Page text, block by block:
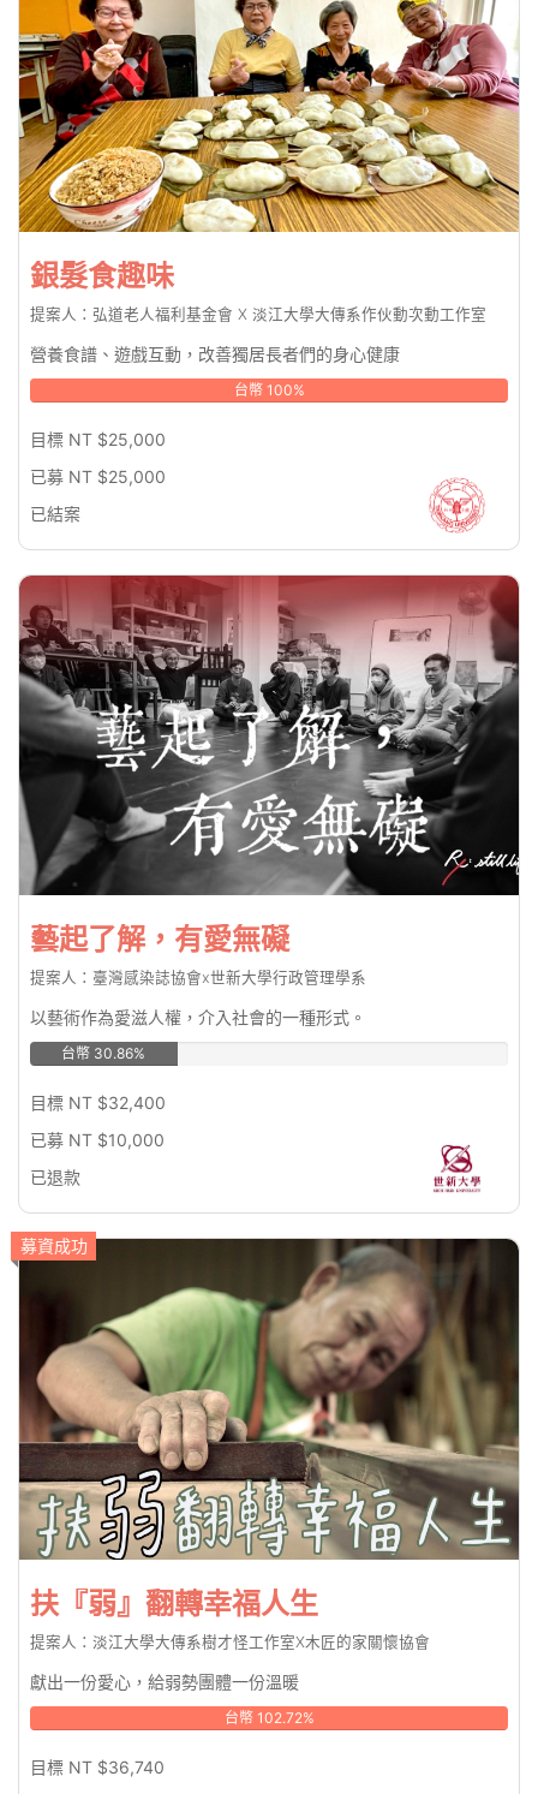
銀髮食趣味
提案人：弘道老人福利基金會 X 淡江大學大傳系作伙動次動工作室
營養食譜、遊戲互動，改善獨居長者們的身心健康
台幣 100%
目標 NT $25,000
已募 NT $25,000
已結案
藝起了解，有愛無礙
提案人：臺灣感染誌協會x世新大學行政管理學系
以藝術作為愛滋人權，介入社會的一種形式。
台幣 30.86%
目標 NT $32,400
已募 NT $10,000
已退款
募資成功
扶『弱』翻轉幸福人生
提案人：淡江大學大傳系樹才怪工作室X木匠的家關懷協會
獻出一份愛心，給弱勢團體一份溫暖
台幣 102.72%
目標 NT $36,740